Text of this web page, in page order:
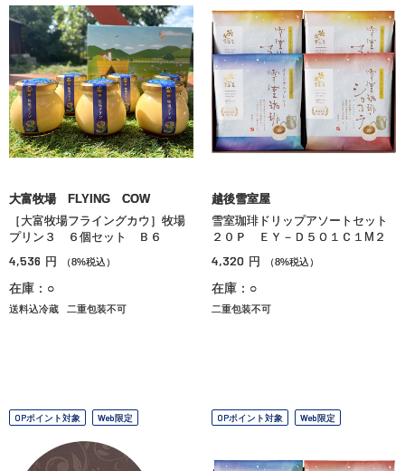
大富牧場 FLYING COW
［大富牧場フライングカウ］牧場
プリン３ ６個セット Ｂ６
4,536 円 （8%税込）
在庫：○
送料込冷蔵 二重包装不可
越後雪室屋
雪室珈琲ドリップアソートセット
２０Ｐ ＥＹ－Ｄ５Ｏ１Ｃ１М２
4,320 円 （8%税込）
在庫：○
二重包装不可
OPポイント対象 Web限定 OPポイント対象 Web限定